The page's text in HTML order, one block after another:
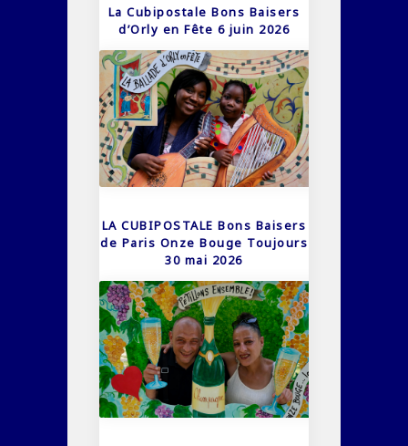
La Cubipostale Bons Baisers
d’Orly en Fête 6 juin 2026
LA CUBIPOSTALE Bons Baisers
de Paris Onze Bouge Toujours
30 mai 2026